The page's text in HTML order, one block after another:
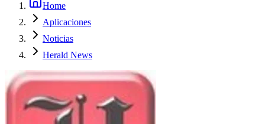
Home
Aplicaciones
Noticias
Herald News